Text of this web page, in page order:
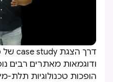
ודוגמאות מאתרים רבים
הופכות טכנולוגיות תלת-